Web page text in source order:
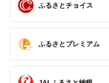
ふるさとチョイス
ふるさとプレミアム